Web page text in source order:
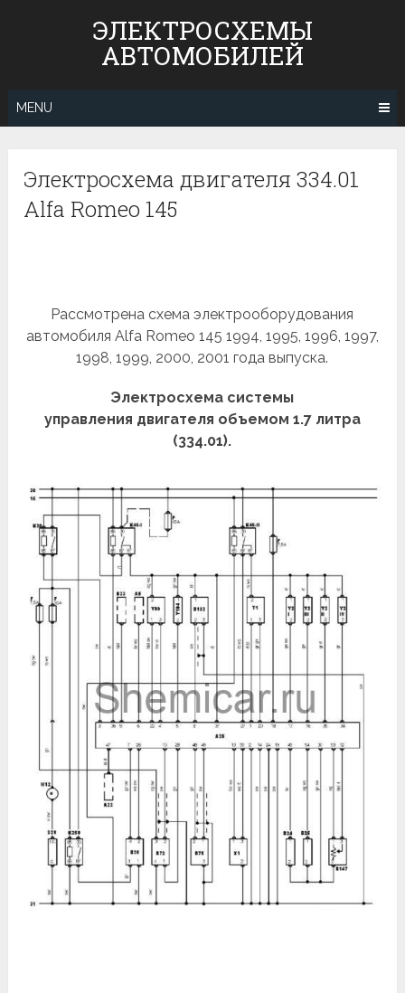
ЭЛЕКТРОСХЕМЫ
АВТОМОБИЛЕЙ
MENU
Электросхема двигателя 334.01
Alfa Romeo 145
Рассмотрена схема электрооборудования
автомобиля Alfa Romeo 145 1994, 1995, 1996, 1997,
1998, 1999, 2000, 2001 года выпуска.
Электросхема системы
управления двигателя объемом 1.7 литра
(334.01).